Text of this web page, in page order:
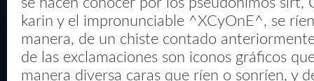
karin y el impronunciable ^XCyOnE^, se
manera, de un chiste contado
de las exclamaciones son iconos gráficos
manera diversa caras que ríen o sonríen, y